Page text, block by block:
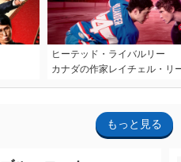
ヒーテッド・ライバルリー
カナダの作家レイチェル・リ
もっと見る